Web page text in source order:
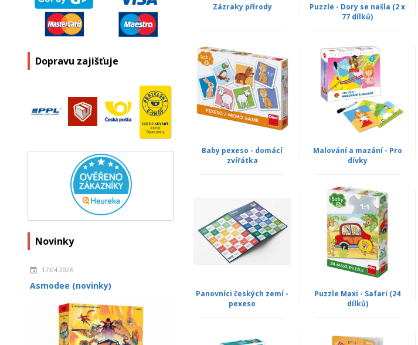
Dopravu zajišťuje
Novinky
17.04.2026
Asmodee (novinky)
Zázraky přírody
Puzzle - Dory se našla (2 x
77 dílků)
Baby pexeso - domácí
zvířátka
Malování a mazání - Pro
dívky
Panovníci českých zemí -
pexeso
Puzzle Maxi - Safari (24
dílků)